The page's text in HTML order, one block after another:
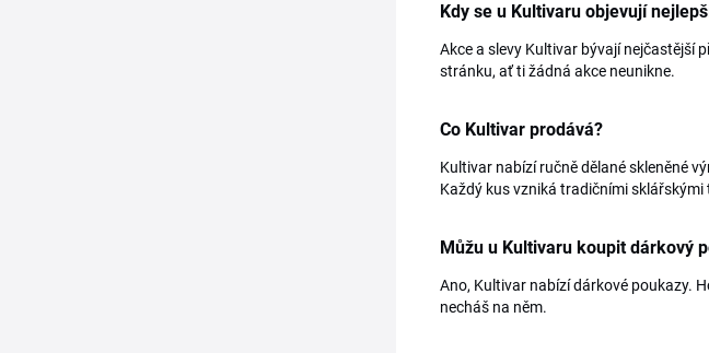
Kdy se u Kultivaru objevují
Akce a slevy Kultivar bývají nejčastější
stránku, ať ti žádná akce neunikne.
Co Kultivar prodává?
Kultivar nabízí ručně dělané skleněné
Každý kus vzniká tradičními sklářskými
Můžu u Kultivaru koupit dárkový
Ano, Kultivar nabízí dárkové poukazy.
necháš na něm.